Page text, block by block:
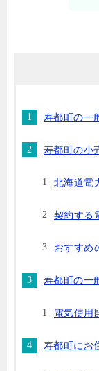
寿都町の一
寿都町の小
北海道電
契約する
おすすめ
寿都町の一
電気使用
寿都町にお